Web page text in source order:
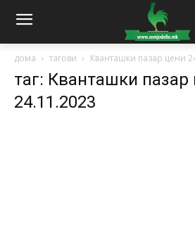
дома тагови Кванташки пазар цени
таг: Кванташки пазар
24.11.2023